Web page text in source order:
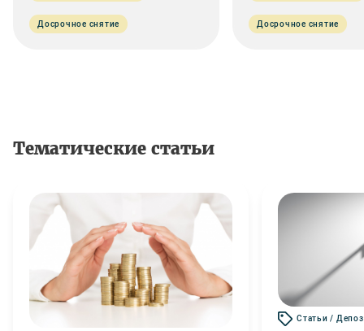
Досрочное снятие Досрочное снятие
Тематические статьи
Статьи /